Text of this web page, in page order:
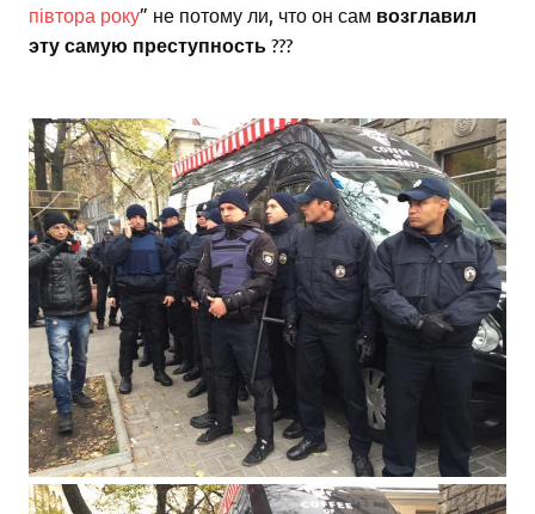
півтора року” не потому ли, что он сам возглавил
эту самую преступность ???